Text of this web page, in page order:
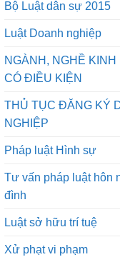
Bộ Luật dân sự 2015
Luật Doanh nghiệp
NGÀNH, NGHỀ KINH
CÓ ĐIỀU KIỆN
THỦ TỤC ĐĂNG KÝ
NGHIỆP
Pháp luật Hình sự
Tư vấn pháp luật hôn
đình
Luật sở hữu trí tuệ
Xử phạt vi phạm